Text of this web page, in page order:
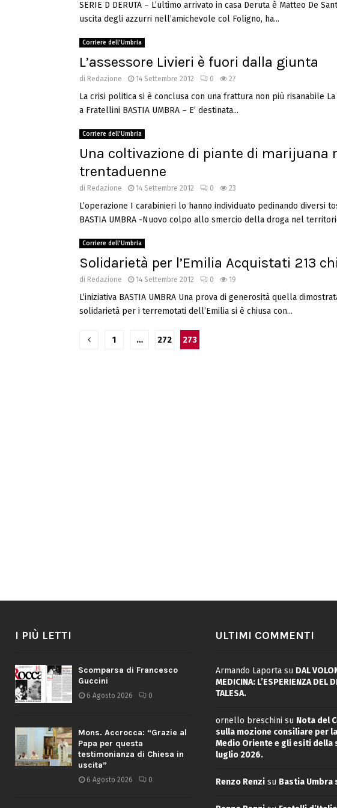
SERIE D DERUTA – L’ultimo arrivato in casa Deruta è Matteo De
uscita degli azzurri nell’amichevole col Foligno, ha...
Corriere dell'Umbria
L’assessore Livieri è fuori dalla giunta
di Redazione 14 Settembre 2012 0 27
La crisi politica si è conclusa con una frattura non più risanabile
a Fratellini BASTIA UMBRA – E’ destinata...
Corriere dell'Umbria
Una coltivazione di piante di marijuana
trentaduenne
di Redazione 14 Settembre 2012 0 23
L’operazione I carabinieri lo hanno individuato pedinando diversi
BASTIA UMBRA -Nuovo colpo allo smercio della droga nel
Corriere dell'Umbria
Solidarietà per l’Emilia Acquistati 213
di Redazione 14 Settembre 2012 0 19
L’iniziativa BASTIA UMBRA Una prova di generosità quella
solidarietà per i terremotati dell’Emilia si è chiusa con...
Navigazione
1 … 272 273
I PIÙ LETTI
Scomparsa di Francesco
Guccini
6 Agosto 2026 0
Mons. Accrocca: “Grazie al
Papa per questa
testimonianza di Chiesa in
uscita”
6 Agosto 2026 0
ULTIMI COMMENTI
Armando Laportasu DAL
MEDICINA: L’ESPERIENZA DEL
TALESA.
ornello breschini su Nota del
sulla mozione consiliare per
Medio Oriente e gli esiti della
luglio 2026.
Renzo Renzisu Bastia Umbra